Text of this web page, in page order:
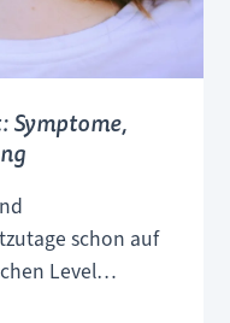
schon auf
Level